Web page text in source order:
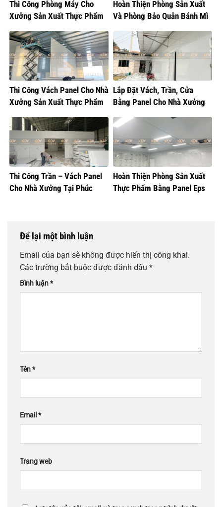
Thi Công Phòng Máy Cho
Xưởng Sản Xuất Thực Phẩm
Hoàn Thiện Phòng Sản Xuất
Và Phòng Bảo Quản Bánh Mì
Thi Công Vách Panel Cho Nhà
Xưởng Sản Xuất Thực Phẩm
Lắp Đặt Vách, Trần, Cửa
Bằng Panel Cho Nhà Xưởng
Thi Công Trần – Vách Panel
Cho Nhà Xưởng Tại Phúc
Hoàn Thiện Phòng Sản Xuất
Thực Phẩm Bằng Panel Eps
Để lại một bình luận
Email của bạn sẽ không được hiển thị công khai.
Các trường bắt buộc được đánh dấu *
Bình luận*
Tên*
Email*
Trang web